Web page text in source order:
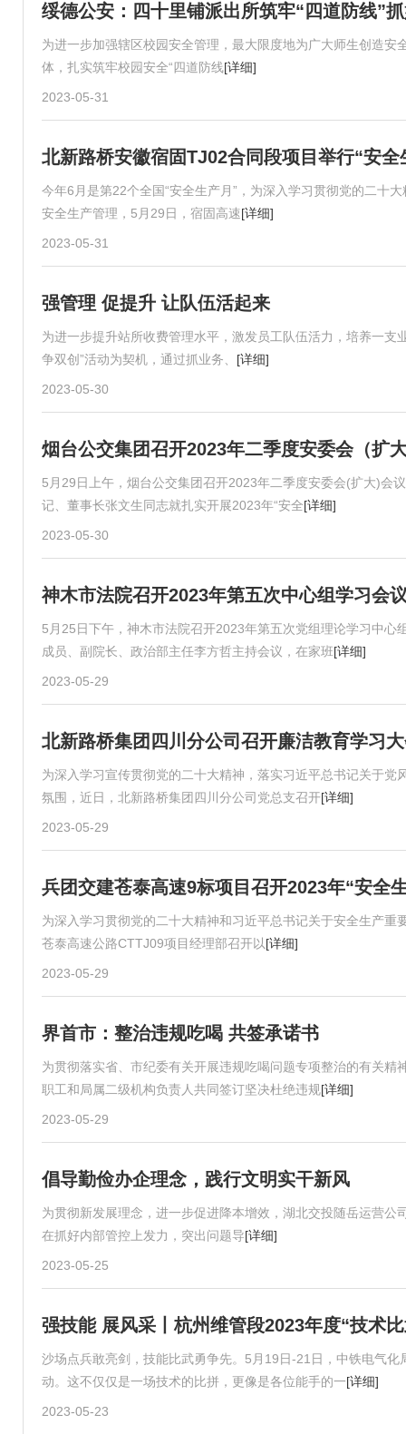
绥德公安：四十里铺派出所筑牢“四道防线”
为进一步加强辖区校园安全管理，最大限度地为广大师生创造安
体，扎实筑牢校园安全“四道防线[详细]
2023-05-31
北新路桥安徽宿固TJ02合同段项目举行“安全
今年6月是第22个全国“安全生产月”，为深入学习贯彻党的二十
安全生产管理，5月29日，宿固高速[详细]
2023-05-31
强管理 促提升 让队伍活起来
为进一步提升站所收费管理水平，激发员工队伍活力，培养一
争双创”活动为契机，通过抓业务、 [详细]
2023-05-30
烟台公交集团召开2023年二季度安委会（扩
5月29日上午，烟台公交集团召开2023年二季度安委会(扩大)会
记、董事长张文生同志就扎实开展2023年“安全[详细]
2023-05-30
神木市法院召开2023年第五次中心组学习会
5月25日下午，神木市法院召开2023年第五次党组理论学习中
成员、副院长、政治部主任李方哲主持会议，在家班[详细]
2023-05-29
北新路桥集团四川分公司召开廉洁教育学习
为深入学习宣传贯彻党的二十大精神，落实习近平总书记关于
氛围，近日，北新路桥集团四川分公司党总支召开[详细]
2023-05-29
兵团交建苍泰高速9标项目召开2023年“安全
为深入学习贯彻党的二十大精神和习近平总书记关于安全生产
苍泰高速公路CTTJ09项目经理部召开以[详细]
2023-05-29
界首市：整治违规吃喝 共签承诺书
为贯彻落实省、市纪委有关开展违规吃喝问题专项整治的有关
职工和局属二级机构负责人共同签订坚决杜绝违规[详细]
2023-05-29
倡导勤俭办企理念，践行文明实干新风
为贯彻新发展理念，进一步促进降本增效，湖北交投随岳运营公
在抓好内部管控上发力，突出问题导[详细]
2023-05-25
强技能 展风采丨杭州维管段2023年度“技术
沙场点兵敢亮剑，技能比武勇争先。5月19日-21日，中铁电气
动。这不仅仅是一场技术的比拼，更像是各位能手的一[详细]
2023-05-23